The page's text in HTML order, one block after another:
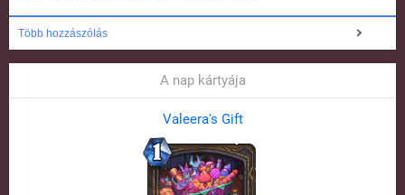
Több hozzászólás
A nap kártyája
Valeera's Gift